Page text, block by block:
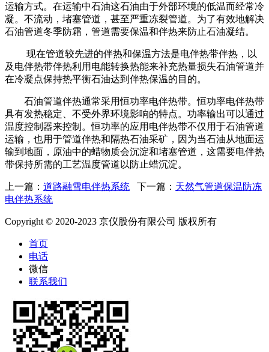
运输方式。在运输中石油这石油由于外部环境的低温而经常冷
凝。不流动，堵塞管道，甚至严重冻裂管道。为了有效地解决
石油管道冬季防霜，管道需要保温和伴热来防止石油凝结。
现在管道较先进的伴热和保温方法是电伴热带伴热，以
及电伴热带伴热利用电能转换热能来补充热量损失石油管道并
在冷凝点保持热平衡石油达到伴热保温的目的。
石油管道伴热通常采用恒功率电伴热带。恒功率电伴热带
具有发热稳定、不受外界环境影响的特点。功率输出可以通过
温度控制器来控制。恒功率的应用电伴热带不仅用于石油管道
运输，也用于管道伴热和隔热石油采矿，因为当石油从地面运
输到地面，原油中的蜡物质会沉淀和堵塞管道，这需要电伴热
带保持所需的工艺温度管道以防止蜡沉淀。
上一篇： 道路融雪电伴热系统 下一篇： 天然气管道保温防冻
电伴热系统
Copyright © 2020-2023 京仪股份有限公司 版权所有
首页
电话
微信
联系我们